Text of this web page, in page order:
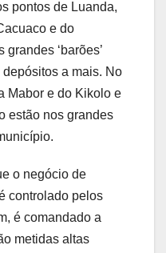
pontos de Luanda,
e do
‘barões’
a mais. No
Mabor e do Kikolo e
estão nos grandes
o negócio de
controlado pelos
é comandado a
metidas altas